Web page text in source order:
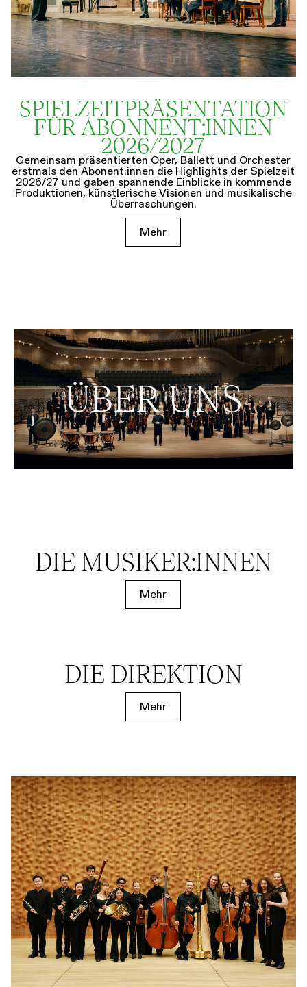
SPIELZEIT­­PRÄSENTATION
FÜR ABONNENT:INNEN
2026/2027
Gemeinsam präsentierten Oper, Ballett und Orchester
erstmals den Abonent:innen die Highlights der Spielzeit
2026/27 und gaben spannende Einblicke in kommende
Produktionen, künstlerische Visionen und musikalische
Überraschungen.
Mehr
ÜBER UNS
DIE MUSIKER:INNEN
Mehr
DIE DIREKTION
Mehr